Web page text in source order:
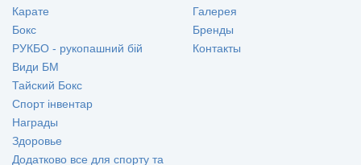
Карате
Бокс
РУКБО - рукопашний бій
Види БМ
Тайский Бокс
Спорт інвентар
Награды
Здоровье
Додатково все для спорту та
Галерея
Бренды
Контакты